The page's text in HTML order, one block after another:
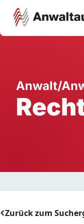
Ausbildung
Anwalt/
Zurück zum